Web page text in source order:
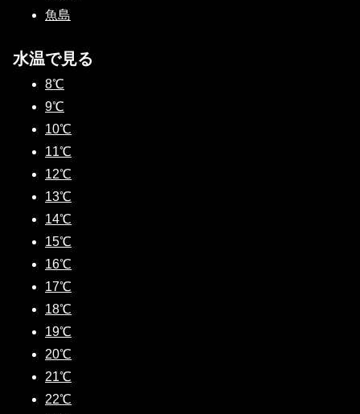
魚島
水温で見る
8℃
9℃
10℃
11℃
12℃
13℃
14℃
15℃
16℃
17℃
18℃
19℃
20℃
21℃
22℃